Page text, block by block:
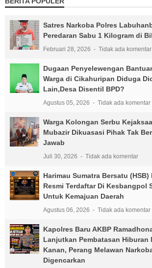
Satres Narkoba Polres
Peredaran Sabu 1 Kilogram di
Februari 28, 2026 Tidak ada komentar
Dugaan Penyelewengan
Warga di Cikahuripan Diduga
Lain,Desa Disentil BPD?
Agustus 05, 2026 Tidak ada komentar
Warga Kolongan Serbu
Mubazir Dikuasasi Pihak Tak
Jawab
Juli 30, 2026 Tidak ada komentar
Harimau Sumatra Bersatu (HSB)
Resmi Terdaftar Di Kesbangpol
Untuk Kemajuan Daerah
Agustus 06, 2026 Tidak ada komentar
Kapolres Baru AKBP
Lanjutkan Pembatasan Hiburan
Kanan, Perang Melawan
Digencarkan